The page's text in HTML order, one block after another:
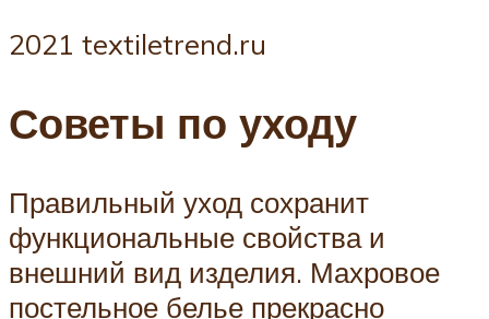
2021 textiletrend.ru
Советы по уходу
Правильный уход сохранит
функциональные свойства и
внешний вид изделия. Махровое
постельное белье прекрасно